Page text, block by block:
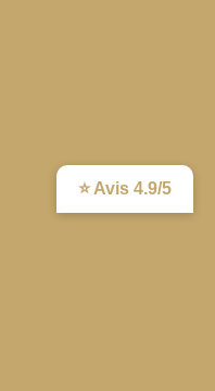
⭐ Avis 4.9/5